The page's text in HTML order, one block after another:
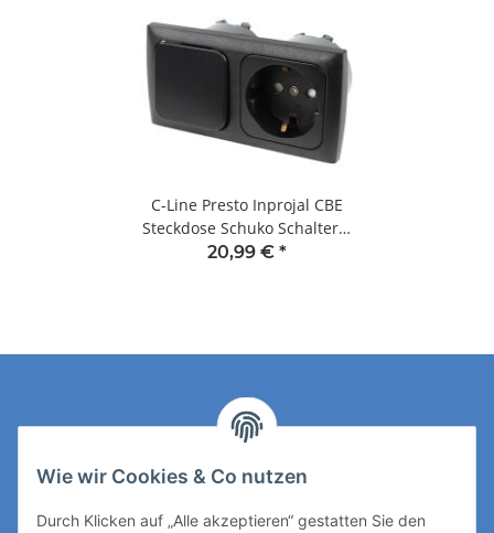
C-Line Presto Inprojal CBE
Steckdose Schuko Schalter +
Abdeckrahmen + Isodose
20,99 € *
Wie wir Cookies & Co nutzen
Durch Klicken auf „Alle akzeptieren“ gestatten Sie den